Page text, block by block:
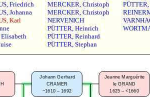
, Friedrich
, Johanna
, Karl
Elisabeth
MERCKER, Christoph
MERCKER, Christoph
NERVENICH
PÜTTER, Heinrich
PÜTTER, Reinhard
PÜTTER, Stephan
PÜTTER,
Johann Gerhard
CRAMER
~1610 – 1692
Jeanne Marguérite
le GRAND
1625 – <1660